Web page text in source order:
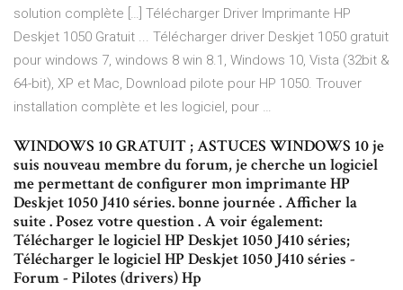
solution complète […] Télécharger Driver Imprimante HP
Deskjet 1050 Gratuit ... Télécharger driver Deskjet 1050 gratuit
pour windows 7, windows 8 win 8.1, Windows 10, Vista (32bit &
64-bit), XP et Mac, Download pilote pour HP 1050. Trouver
installation complète et les logiciel, pour …
WINDOWS 10 GRATUIT ; ASTUCES WINDOWS 10 je
suis nouveau membre du forum, je cherche un logiciel
me permettant de configurer mon imprimante HP
Deskjet 1050 J410 séries. bonne journée . Afficher la
suite . Posez votre question . A voir également:
Télécharger le logiciel HP Deskjet 1050 J410 séries;
Télécharger le logiciel HP Deskjet 1050 J410 séries -
Forum - Pilotes (drivers) Hp